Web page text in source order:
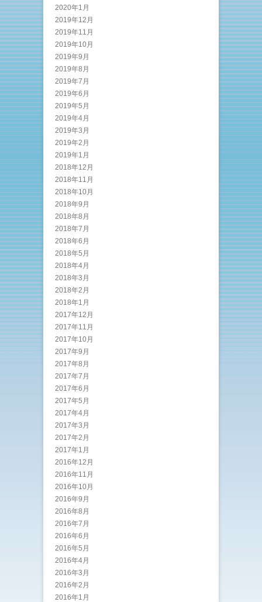
2020年1月
2019年12月
2019年11月
2019年10月
2019年9月
2019年8月
2019年7月
2019年6月
2019年5月
2019年4月
2019年3月
2019年2月
2019年1月
2018年12月
2018年11月
2018年10月
2018年9月
2018年8月
2018年7月
2018年6月
2018年5月
2018年4月
2018年3月
2018年2月
2018年1月
2017年12月
2017年11月
2017年10月
2017年9月
2017年8月
2017年7月
2017年6月
2017年5月
2017年4月
2017年3月
2017年2月
2017年1月
2016年12月
2016年11月
2016年10月
2016年9月
2016年8月
2016年7月
2016年6月
2016年5月
2016年4月
2016年3月
2016年2月
2016年1月